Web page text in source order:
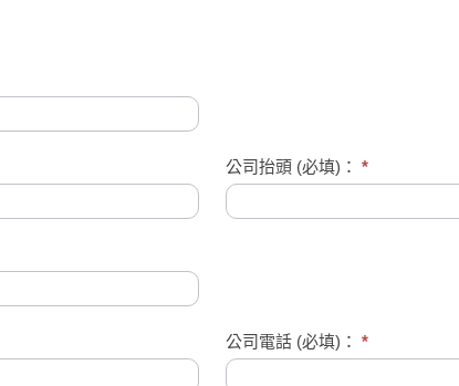
公司抬頭 (必填)：*
公司電話 (必填)：*